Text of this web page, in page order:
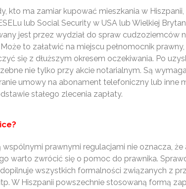
kto ma zamiar kupować mieszkania w
lub Social Security w USA lub Wielkiej
jest przez wydział do spraw cudzoziemców
to załatwić na miejscu pełnomocnik
się z dłuższym okresem oczekiwania. Po
nie tylko przy akcie notarialnym. Są
umowy na abonament telefoniczny lub inne
stałego zlecenia zapłaty.
prawnymi regulacjami nie oznacza,
warto zwrócić się o pomoc do prawnika.
wszystkich formalności związanych z
W Hiszpanii powszechnie stosowaną formą